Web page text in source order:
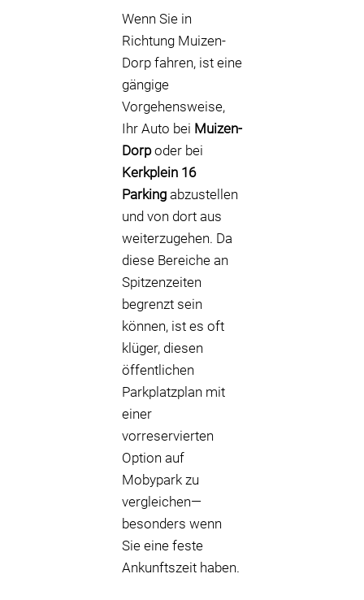
Wenn Sie in
Richtung Muizen-
Dorp fahren, ist eine
gängige
Vorgehensweise,
Ihr Auto bei Muizen-
Dorpoder bei
Kerkplein 16
Parking abzustellen
und von dort aus
weiterzugehen. Da
diese Bereiche an
Spitzenzeiten
begrenzt sein
können, ist es oft
klüger, diesen
öffentlichen
Parkplatzplan mit
einer
vorreservierten
Option auf
Mobypark zu
vergleichen—
besonders wenn
Sie eine feste
Ankunftszeit haben.